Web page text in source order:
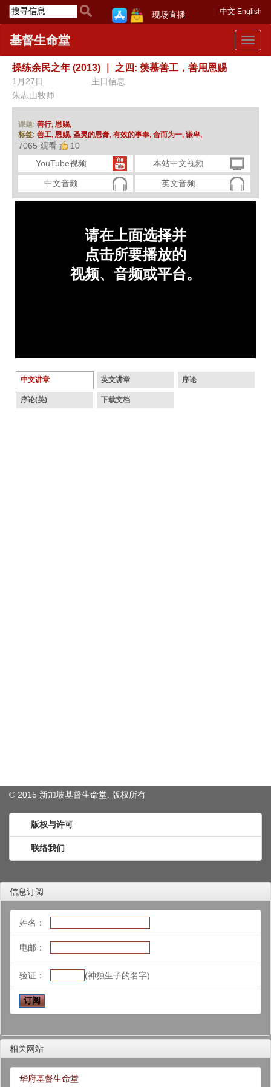
中文 English
现场直播
Toggle
基督生命堂
操练余民之年 (2013) 之四: 羡慕善工，善用恩赐
1月27日
主日信息
朱志山牧师
课题: 善行, 恩赐,
标签: 善工, 恩赐, 圣灵的恩膏, 有效的事奉, 合而为一, 谦卑,
7065 观看
10
YouTube视频
本站中文视频
中文音频 英文音频
中文讲章 英文讲章 序论
序论(英) 下载文档
© 2015 新加坡基督生命堂. 版权所有
版权与许可
联络我们
信息订阅
姓名：
电邮：
验证： (神独生子的名字)
相关网站
华府基督生命堂